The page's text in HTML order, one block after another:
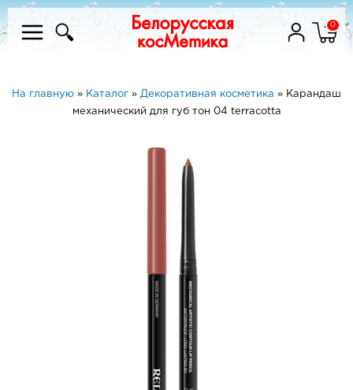
0
На главную » Каталог » Декоративная косметика » Карандаш
механический для губ тон 04 terracotta